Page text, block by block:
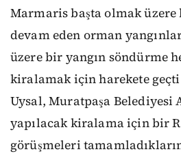
Marmaris başta olmak
devam eden orman
üzere bir yangın söndürme
kiralamak için harekete
Uysal, Muratpaşa Belediyesi
yapılacak kiralama için bir
görüşmeleri